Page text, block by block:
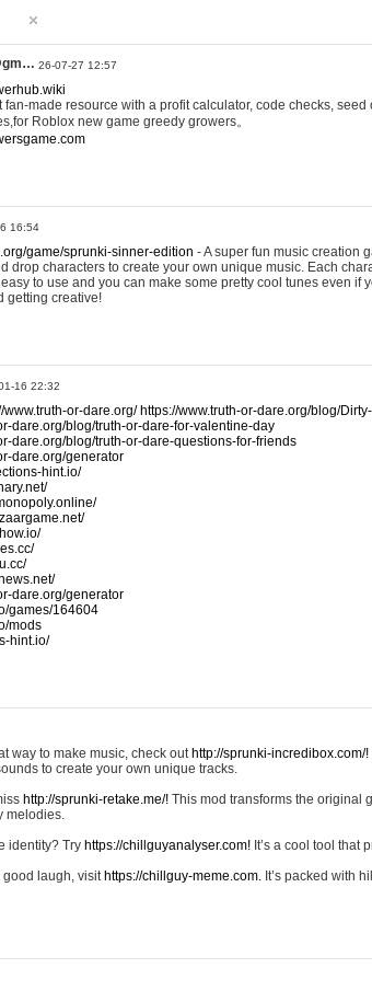
26-07-27 12:57
made resource with a profit calculator, code checks,
Roblox new game greedy growers。
16:54
game/sprunki-sinner-edition - A super fun music creation
drop characters to create your own unique music. Each
to use and you can make some pretty cool tunes even if
getting creative!
16 22:32
www.truth-or-dare.org/ https://www.truth-or-dare.org/blog/
dare.org/blog/truth-or-dare-for-valentine-day
dare.org/blog/truth-or-dare-questions-for-friends
dare.org/generator
hint.io/
dare.org/generator
games/164604
mods
hint.io/
way to make music, check out http://sprunki-incredibox.com/!
to create your own unique tracks.
http://sprunki-retake.me/! This mod transforms the original
melodies.
identity? Try https://chillguyanalyser.com! It’s a cool tool that
good laugh, visit https://chillguy-meme.com. It’s packed with